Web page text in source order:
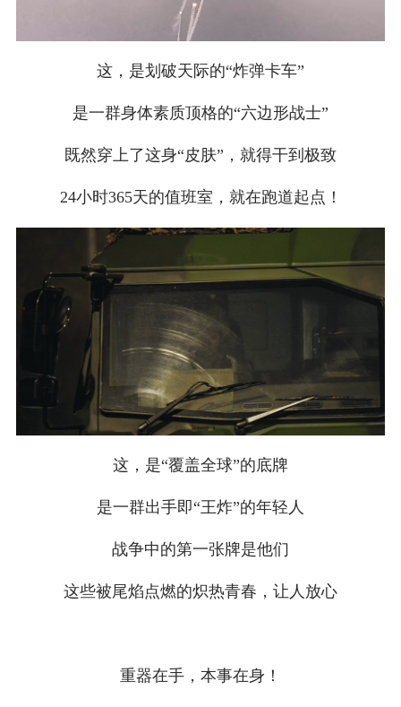
这，是划破天际的“炸弹卡车”
是一群身体素质顶格的“六边形战士”
既然穿上了这身“皮肤”，就得干到极致
24小时365天的值班室，就在跑道起点！
这，是“覆盖全球”的底牌
是一群出手即“王炸”的年轻人
战争中的第一张牌是他们
这些被尾焰点燃的炽热青春，让人放心
重器在手，本事在身！